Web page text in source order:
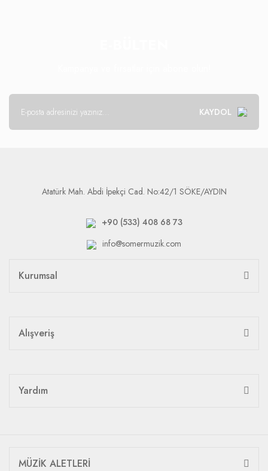
KAYDOL
Atatürk Mah. Abdi İpekçi Cad. No:42/1 SÖKE/AYDIN
+90 (533) 408 68 73
info@somermuzik.com
Kurumsal
Alışveriş
Yardım
MÜZİK ALETLERİ